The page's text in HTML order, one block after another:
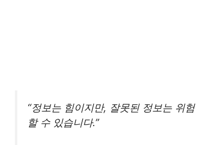
“정보는 힘이지만, 잘못된 정보는 위험
할 수 있습니다.”